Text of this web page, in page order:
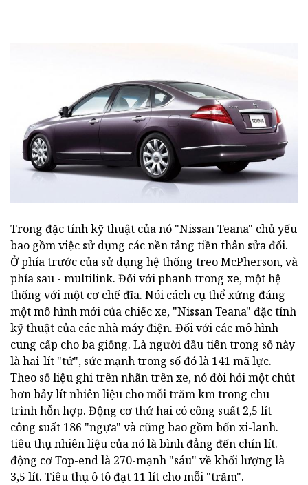
Trong đặc tính kỹ thuật của nó "Nissan Teana" chủ yếu
bao gồm việc sử dụng các nền tảng tiền thân sửa đổi.
Ở phía trước của sử dụng hệ thống treo McPherson, và
phía sau - multilink. Đối với phanh trong xe, một hệ
thống với một cơ chế đĩa. Nói cách cụ thể xứng đáng
một mô hình mới của chiếc xe, "Nissan Teana" đặc tính
kỹ thuật của các nhà máy điện. Đối với các mô hình
cung cấp cho ba giống. Là người đầu tiên trong số này
là hai-lít "tứ", sức mạnh trong số đó là 141 mã lực.
Theo số liệu ghi trên nhãn trên xe, nó đòi hỏi một chút
hơn bảy lít nhiên liệu cho mỗi trăm km trong chu
trình hỗn hợp. Động cơ thứ hai có công suất 2,5 lít
công suất 186 "ngựa" và cũng bao gồm bốn xi-lanh.
tiêu thụ nhiên liệu của nó là bình đẳng đến chín lít.
động cơ Top-end là 270-mạnh "sáu" về khối lượng là
3,5 lít. Tiêu thụ ô tô đạt 11 lít cho mỗi "trăm".